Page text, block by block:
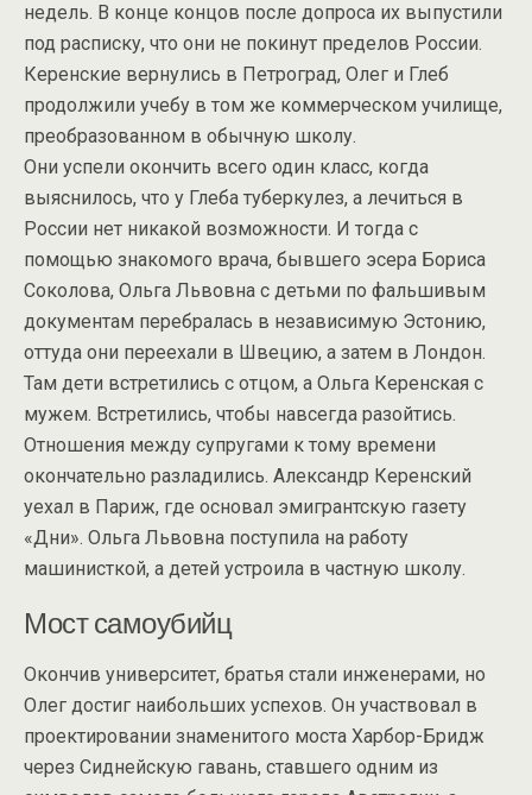
недель. В конце концов после допроса их выпустили
под расписку, что они не покинут пределов России.
Керенские вернулись в Петроград, Олег и Глеб
продолжили учебу в том же коммерческом училище,
преобразованном в обычную школу.
Они успели окончить всего один класс, когда
выяснилось, что у Глеба туберкулез, а лечиться в
России нет никакой возможности. И тогда с
помощью знакомого врача, бывшего эсера Бориса
Соколова, Ольга Львовна с детьми по фальшивым
документам перебралась в независимую Эстонию,
оттуда они переехали в Швецию, а затем в Лондон.
Там дети встретились с отцом, а Ольга Керенская с
мужем. Встретились, чтобы навсегда разойтись.
Отношения между супругами к тому времени
окончательно разладились. Александр Керенский
уехал в Париж, где основал эмигрантскую газету
«Дни». Ольга Львовна поступила на работу
машинисткой, а детей устроила в частную школу.
Мост самоубийц
Окончив университет, братья стали инженерами, но
Олег достиг наибольших успехов. Он участвовал в
проектировании знаменитого моста Харбор-Бридж
через Сиднейскую гавань, ставшего одним из